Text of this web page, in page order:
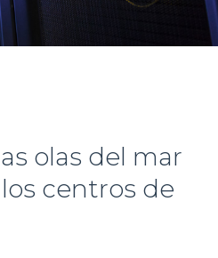
olas del mar
centros de